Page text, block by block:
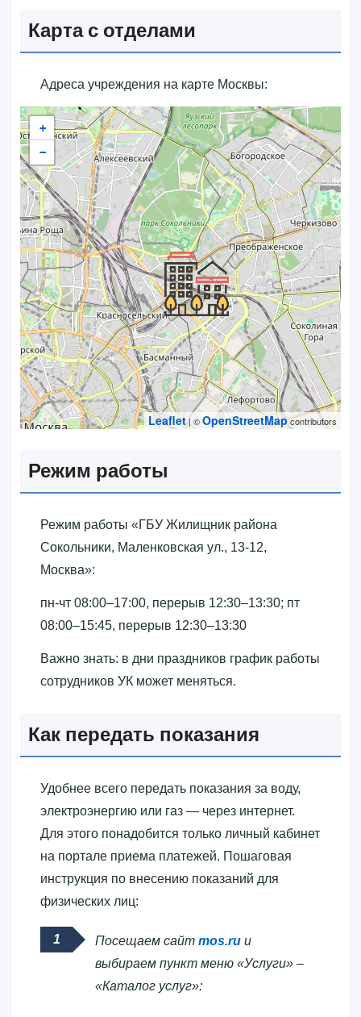
Карта с отделами
Адреса учреждения на карте Москвы:
+
−
Leaflet| ©OpenStreetMapcontributors
Режим работы
Режим работы «‎ГБУ Жилищник района
Сокольники, Маленковская ул., 13-12,
Москва»‎:
пн-чт 08:00–17:00, перерыв 12:30–13:30; пт
08:00–15:45, перерыв 12:30–13:30
Важно знать: в дни праздников график работы
сотрудников УК может меняться.
Как передать показания
Удобнее всего передать показания за воду,
электроэнергию или газ — через интернет.
Для этого понадобится только личный кабинет
на портале приема платежей. Пошаговая
инструкция по внесению показаний для
физических лиц:
Посещаем сайт mos.ru и
выбираем пункт меню «Услуги» –
«Каталог услуг»: